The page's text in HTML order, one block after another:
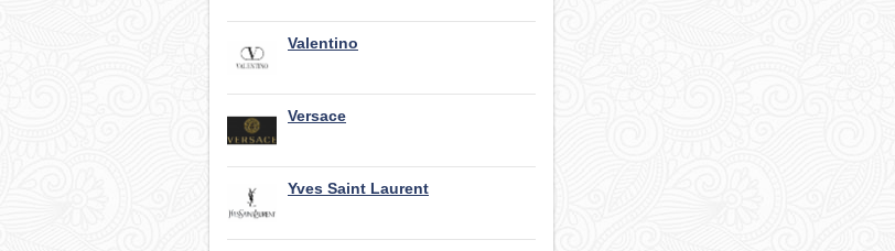
Valentino
Versace
Yves Saint Laurent